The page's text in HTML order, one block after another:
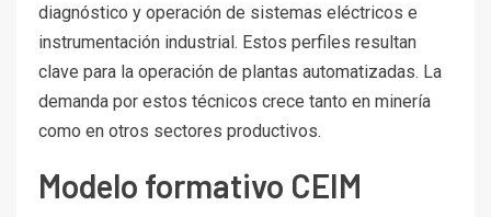
diagnóstico y operación de sistemas eléctricos e
instrumentación industrial. Estos perfiles resultan
clave para la operación de plantas automatizadas. La
demanda por estos técnicos crece tanto en minería
como en otros sectores productivos.
Modelo formativo CEIM